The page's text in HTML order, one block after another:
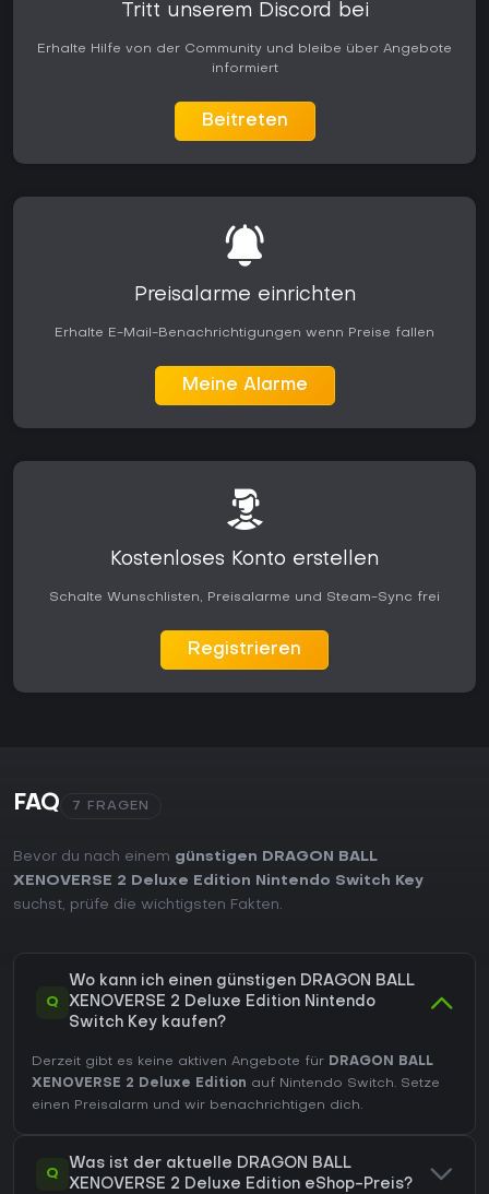
das Spiel auch langfristig unterstützt. Wer portable Dragon
Performance und Steuerung für unterwegs, während Spieler,
die auf reine Kampfmechanik Wert legen, von Trainings- und
ein rundes Paket für alle, die charakterzentrierte Action im
Dragon Ball-Universum genießen.
Tritt unserem Discord bei
Erhalte Hilfe von der Community und bleibe über Angebote
informiert
Beitreten
Preisalarme einrichten
Erhalte E-Mail-Benachrichtigungen wenn Preise fallen
Meine Alarme
Kostenloses Konto erstellen
Schalte Wunschlisten, Preisalarme und Steam-Sync frei
Registrieren
FAQ 7 FRAGEN
Bevor du nach einem günstigen DRAGON BALL
XENOVERSE 2 Deluxe Edition Nintendo Switch Key
suchst, prüfe die wichtigsten Fakten.
Q
Wo kann ich einen günstigen DRAGON BALL
XENOVERSE 2 Deluxe Edition Nintendo
Switch Key kaufen?
Derzeit gibt es keine aktiven Angebote für DRAGON BALL
XENOVERSE 2 Deluxe Edition auf Nintendo Switch. Setze
einen Preisalarm und wir benachrichtigen dich.
Q
Was ist der aktuelle DRAGON BALL
XENOVERSE 2 Deluxe Edition eShop-Preis?